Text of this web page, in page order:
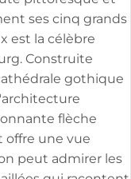
ses cinq grands
est la célèbre
Construite
gothique
flèche
offre une vue
peut admirer les